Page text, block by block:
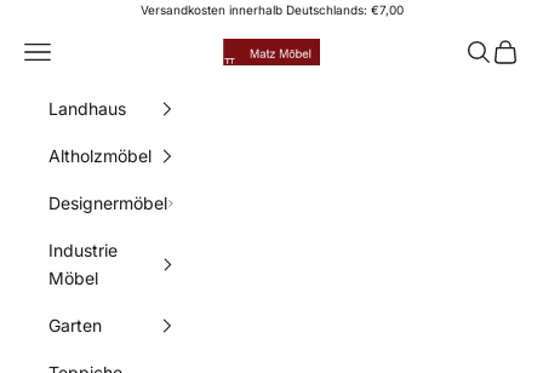
Zum Inhalt springenVersandkosten innerhalb Deutschlands: €7,00
Matz Möbel
Menü Suchen
Landhaus
Altholzmöbel
Designermöbel
Industrie
Möbel
Garten